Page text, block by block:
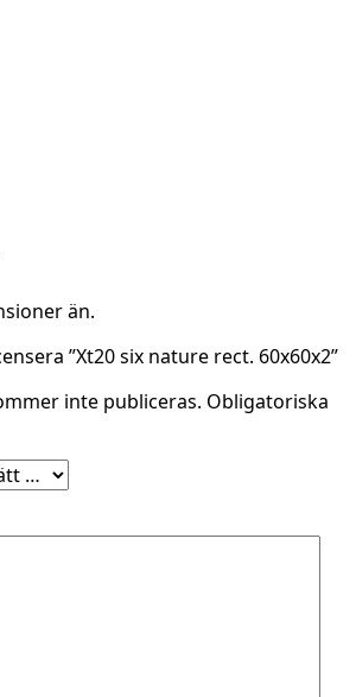
än.
”Xt20 six nature rect. 60x60x2”
inte publiceras. Obligatoriska